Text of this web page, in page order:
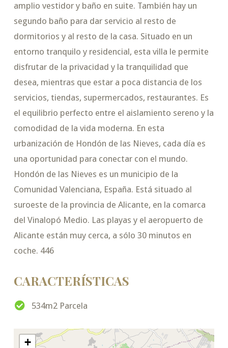
amplio vestidor y baño en suite. También hay un
segundo baño para dar servicio al resto de
dormitorios y al resto de la casa. Situado en un
entorno tranquilo y residencial, esta villa le permite
disfrutar de la privacidad y la tranquilidad que
desea, mientras que estar a poca distancia de los
servicios, tiendas, supermercados, restaurantes. Es
el equilibrio perfecto entre el aislamiento sereno y la
comodidad de la vida moderna. En esta
urbanización de Hondón de las Nieves, cada día es
una oportunidad para conectar con el mundo.
Hondón de las Nieves es un municipio de la
Comunidad Valenciana, España. Está situado al
suroeste de la provincia de Alicante, en la comarca
del Vinalopó Medio. Las playas y el aeropuerto de
Alicante están muy cerca, a sólo 30 minutos en
coche. 446
CARACTERÍSTICAS
534m2 Parcela
+